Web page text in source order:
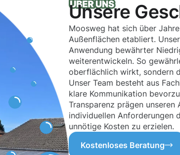
Unsere
Moosweg hat sich über
Außenflächen etabliert.
Anwendung bewährter
weiterentwickeln. So
oberflächlich wirkt, sondern
Unser Team besteht aus
klare Kommunikation
Transparenz prägen
individuellen Anforderungen
unnötige Kosten zu erzielen.
Kostenloses Beratung